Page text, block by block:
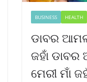
BUSINESS HEALTH
ଡାବର
ଜହାଁ ଡାବର
ମେରୀ ମାଁ